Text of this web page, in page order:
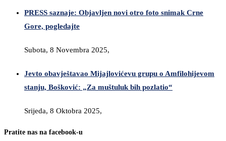
PRESS saznaje: Objavljen novi otro foto snimak Crne
Gore, pogledajte
Subota, 8 Novembra 2025,
Jevto obavještavao Mijajlovićevu grupu o Amfilohijevom
stanju, Bošković: „Za muštuluk bih pozlatio“
Srijeda, 8 Oktobra 2025,
Pratite nas na facebook-u